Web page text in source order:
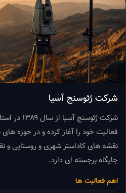
شرکت ژئوسنج آسیا
شرکت
نقشه های کاداستر شهری و روستایی و
جایگاه برجسته ای دارد.
اهم فعالیت ها